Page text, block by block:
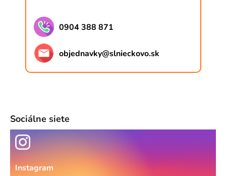
0904 388 871
objednavky@slnieckovo.sk
Sociálne siete
Instagram